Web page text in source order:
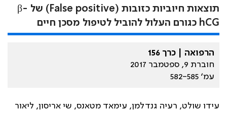
תוצאות חיוביות כזובות (False positive) של β-
hCG כגורם העלול להוביל לטיפול מסכן חיים
הרפואה | כרך 156
חוברת 9, ספטמבר 2017
עמ׳ 582-585
עידו שולט, רעיה גנדלמן, עימאד מטאנס, שי אריסון, ליאור